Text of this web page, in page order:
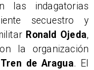
las indagatorias
secuestro y
Ronald Ojeda,
la organización
Tren de Aragua. El